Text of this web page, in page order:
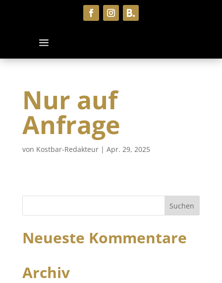
Nur auf
Anfrage
von Kostbar-Redakteur| Apr. 29, 2025
Neueste Kommentare
Archiv